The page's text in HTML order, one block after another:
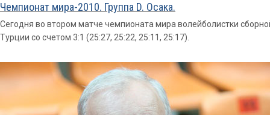
Чемпионат мира-2010. Группа D. Осака.
Сегодня во втором матче чемпионата мира волейболистки
Турции со счетом 3:1 (25:27, 25:22, 25:11, 25:17).